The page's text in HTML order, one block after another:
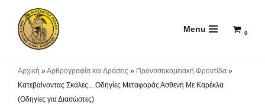
Μεταπηδήστε
Menu 0
Αρχική »Αρθρογραφία και Δράσεις » Προνοσοκομειακή Φροντίδα »
Κατεβαίνοντας Σκάλες…Οδηγίες Μεταφοράς Ασθενή Με Καρέκλα
(Οδηγίες για Διασώστες)